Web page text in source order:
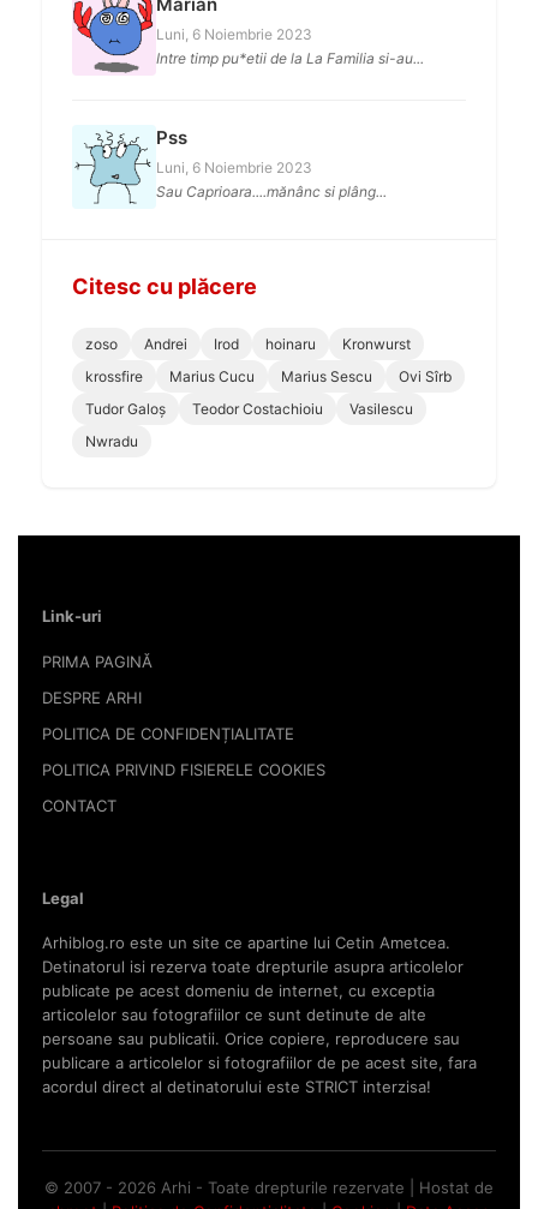
Luni, 6 Noiembrie 2023
Intre timp pu*etii de la La Familia si-au...
Pss
Luni, 6 Noiembrie 2023
Sau Caprioara....mănânc si plâng...
Citesc cu plăcere
zoso Andrei Irod hoinaru
Kronwurst
krossfire
Marius Cucu Marius Sescu
Ovi Sîrb
Tudor Galoș
Teodor Costachioiu
Vasilescu
Nwradu
Link-uri
PRIMA PAGINĂ
DESPRE ARHI
POLITICA DE CONFIDENȚIALITATE
POLITICA PRIVIND FISIERELE COOKIES
CONTACT
Legal
Arhiblog.ro este un site ce apartine lui Cetin Ametcea.
Detinatorul isi rezerva toate drepturile asupra articolelor
publicate pe acest domeniu de internet, cu exceptia
articolelor sau fotografiilor ce sunt detinute de alte
persoane sau publicatii. Orice copiere, reproducere sau
publicare a articolelor si fotografiilor de pe acest site, fara
acordul direct al detinatorului este STRICT interzisa!
© 2007 - 2026 Arhi - Toate drepturile rezervate | Hostat de